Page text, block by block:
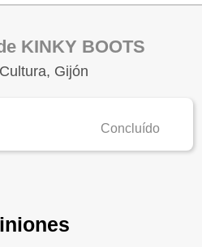
KINKY BOOTS
Gijón
Concluído